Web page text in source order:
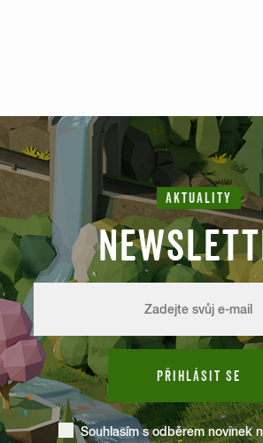
AKTUALITY
PŘIHLÁSIT SE
Souhlasím s odběrem novinek